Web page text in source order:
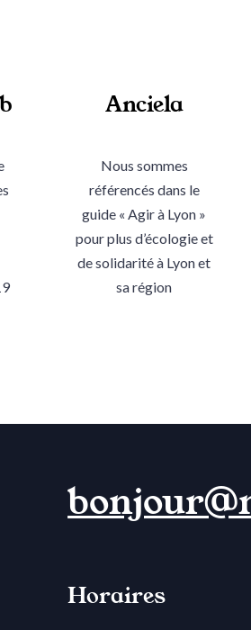
Anciela
Nous sommes
référencés dans le
guide « Agir à Lyon »
pour plus d’écologie et
de solidarité à Lyon et
sa région
Horaires